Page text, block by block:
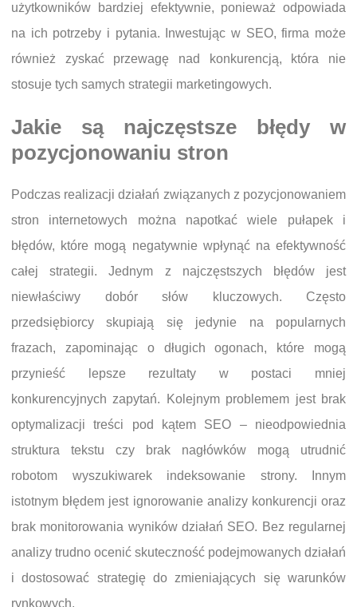
użytkowników bardziej efektywnie, ponieważ odpowiada
na ich potrzeby i pytania. Inwestując w SEO, firma może
również zyskać przewagę nad konkurencją, która nie
stosuje tych samych strategii marketingowych.
Jakie są najczęstsze błędy w
pozycjonowaniu stron
Podczas realizacji działań związanych z pozycjonowaniem
stron internetowych można napotkać wiele pułapek i
błędów, które mogą negatywnie wpłynąć na efektywność
całej strategii. Jednym z najczęstszych błędów jest
niewłaściwy dobór słów kluczowych. Często
przedsiębiorcy skupiają się jedynie na popularnych
frazach, zapominając o długich ogonach, które mogą
przynieść lepsze rezultaty w postaci mniej
konkurencyjnych zapytań. Kolejnym problemem jest brak
optymalizacji treści pod kątem SEO – nieodpowiednia
struktura tekstu czy brak nagłówków mogą utrudnić
robotom wyszukiwarek indeksowanie strony. Innym
istotnym błędem jest ignorowanie analizy konkurencji oraz
brak monitorowania wyników działań SEO. Bez regularnej
analizy trudno ocenić skuteczność podejmowanych działań
i dostosować strategię do zmieniających się warunków
rynkowych.